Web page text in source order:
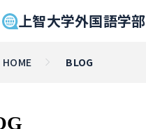
上智大学外国語学部
HOME BLOG